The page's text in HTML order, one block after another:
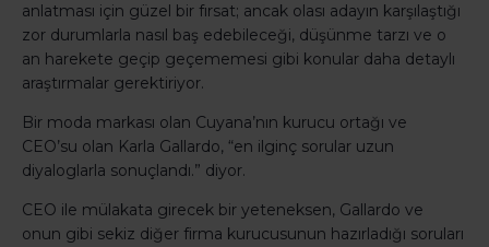
anlatması için güzel bir fırsat; ancak olası adayın karşılaştığı
zor durumlarla nasıl baş edebileceği, düşünme tarzı ve o
an harekete geçip geçememesi gibi konular daha detaylı
araştırmalar gerektiriyor.
Bir moda markası olan Cuyana’nın kurucu ortağı ve
CEO’su olan Karla Gallardo, “en ilginç sorular uzun
diyaloglarla sonuçlandı.” diyor.
CEO ile mülakata girecek bir yeteneksen, Gallardo ve
onun gibi sekiz diğer firma kurucusunun hazırladığı soruları